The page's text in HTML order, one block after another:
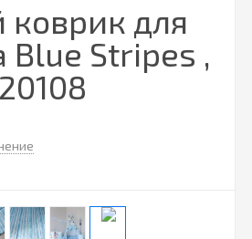
коврик для
Blue Stripes ,